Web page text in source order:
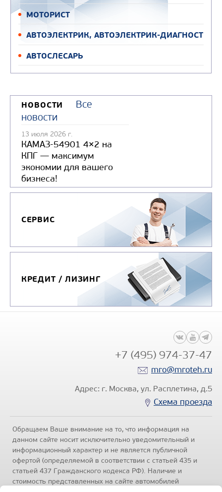
МОТОРИСТ
АВТОЭЛЕКТРИК, АВТОЭЛЕКТРИК-ДИАГНОСТ
АВТОСЛЕСАРЬ
НОВОСТИ
Все
новости
13 июля 2026 г.
КАМАЗ-54901 4×2 на
КПГ — максимум
экономии для вашего
бизнеса!
СЕРВИС
КРЕДИТ / ЛИЗИНГ
+7 (495) 974-37-47
mro@mroteh.ru
Адрес: г. Москва, ул. Расплетина, д.5
Схема проезда
Обращаем Ваше внимание на то, что информация на
данном сайте носит исключительно уведомительный и
информационный характер и не является публичной
офертой (определяемой в соответствии с статьей 435 и
статьей 437 Гражданского кодекса РФ). Наличие и
стоимость представленных на сайте автомобилей